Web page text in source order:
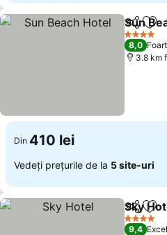
Sun
4 Stele
8,0
3.8 km
Din 410 lei
Vedeți prețurile de la 5 site-uri
Sky
4 Stele
9,4